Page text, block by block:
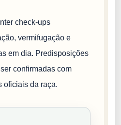
check-ups
vermifugação e
em dia. Predisposições
confirmadas com
oficiais da raça.